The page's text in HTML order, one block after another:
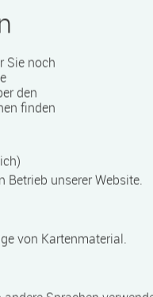
Sie noch
den
finden
Betrieb unserer Website.
von Kartenmaterial.